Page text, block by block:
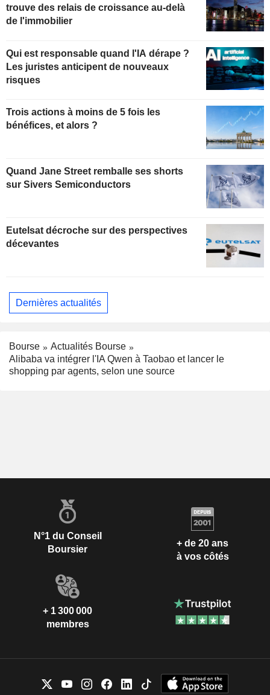
trouve des relais de croissance au-delà
de l'immobilier
Qui est responsable quand l'IA dérape ?
Les juristes anticipent de nouveaux
risques
Trois actions à moins de 5 fois les
bénéfices, et alors ?
Quand Jane Street remballe ses shorts
sur Sivers Semiconductors
Eutelsat décroche sur des perspectives
décevantes
Dernières actualités
Bourse
Actualités Bourse
Alibaba va intégrer l'IA Qwen à Taobao et lancer le
shopping par agents, selon une source
N°1 du Conseil
Boursier
+ de 20 ans
à vos côtés
+ 1 300 000
membres